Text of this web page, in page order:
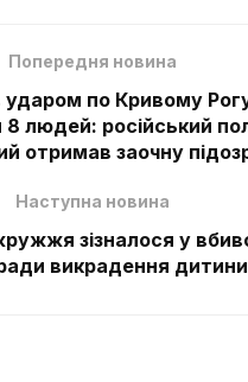
Попередня новина
по Кривому
людей: російський
отримав заочну
Наступна новина
зізналося у
викрадення